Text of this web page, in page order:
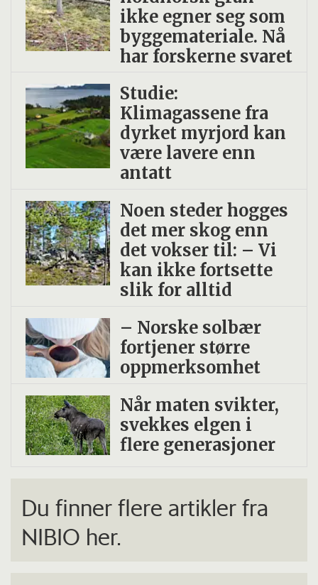
ikke egner seg som
byggemateriale. Nå
har forskerne svaret
Studie:
Klimagassene fra
dyrket myrjord kan
være lavere enn
antatt
Noen steder hogges
det mer skog enn
det vokser til: – Vi
kan ikke fortsette
slik for alltid
– Norske solbær
fortjener større
oppmerksomhet
Når maten svikter,
svekkes elgen i
flere generasjoner
Du finner flere artikler fra
NIBIO her.